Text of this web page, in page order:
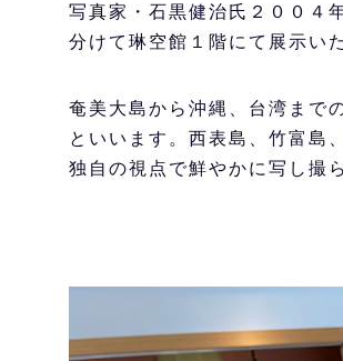
写真家・石黒健治氏２００４
分けて琳空館１階にて展示い
奄美大島から沖縄、台湾まで
といいます。西表島、竹富島
独自の視点で鮮やかに写し撮